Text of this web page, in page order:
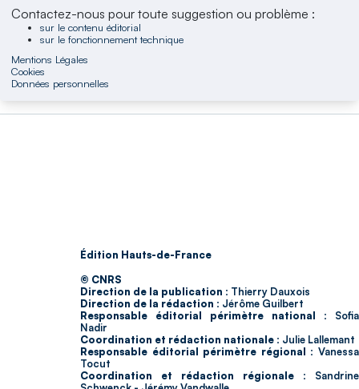
Contactez-nous pour toute suggestion ou problème :
sur le contenu éditorial
sur le fonctionnement technique
Mentions Légales
Cookies
Données personnelles
Édition Hauts-de-France
© CNRS
Direction de la publication : Thierry Dauxois
Direction de la rédaction : Jérôme Guilbert
Responsable éditorial périmètre national : Sofia
Nadir
Coordination et rédaction nationale : Julie Lallemant
Responsable éditorial périmètre régional : Vanessa
Tocut
Coordination et rédaction régionale : Sandrine